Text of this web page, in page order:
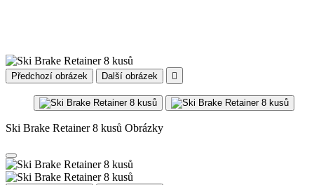
Předchozí obrázek Další obrázek 
Ski Brake Retainer 8 kusů Obrázky